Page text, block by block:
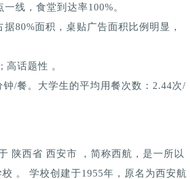
线，食堂到达率100%。
80%面积，桌贴广告面积比例明显，
话题性 。
/餐。大学生的平均用餐次数：2.44次/
陕西省 西安市 ，简称西航，是一所以
。 学校创建于1955年，原名为西安航